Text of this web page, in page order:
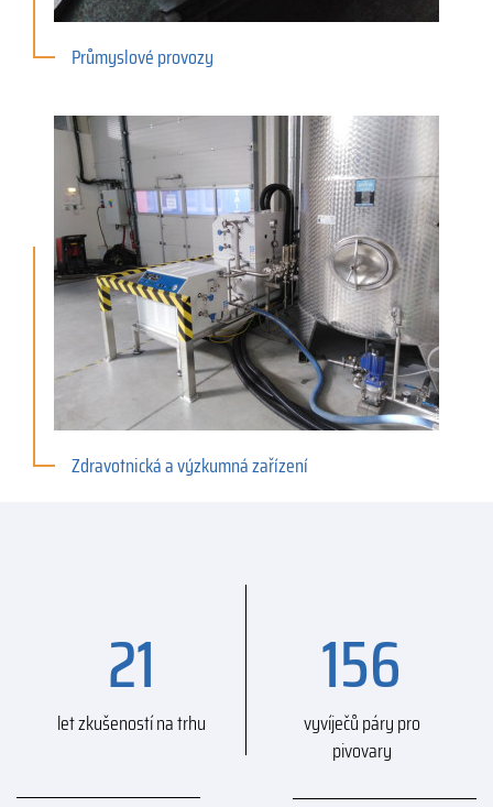
Průmyslové provozy
Zdravotnická a výzkumná zařízení
21
let zkušeností na trhu
156
vyvíječů páry pro
pivovary